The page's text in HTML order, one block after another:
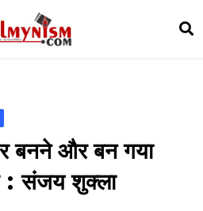
बनने और बन गया
: संजय शुक्ला